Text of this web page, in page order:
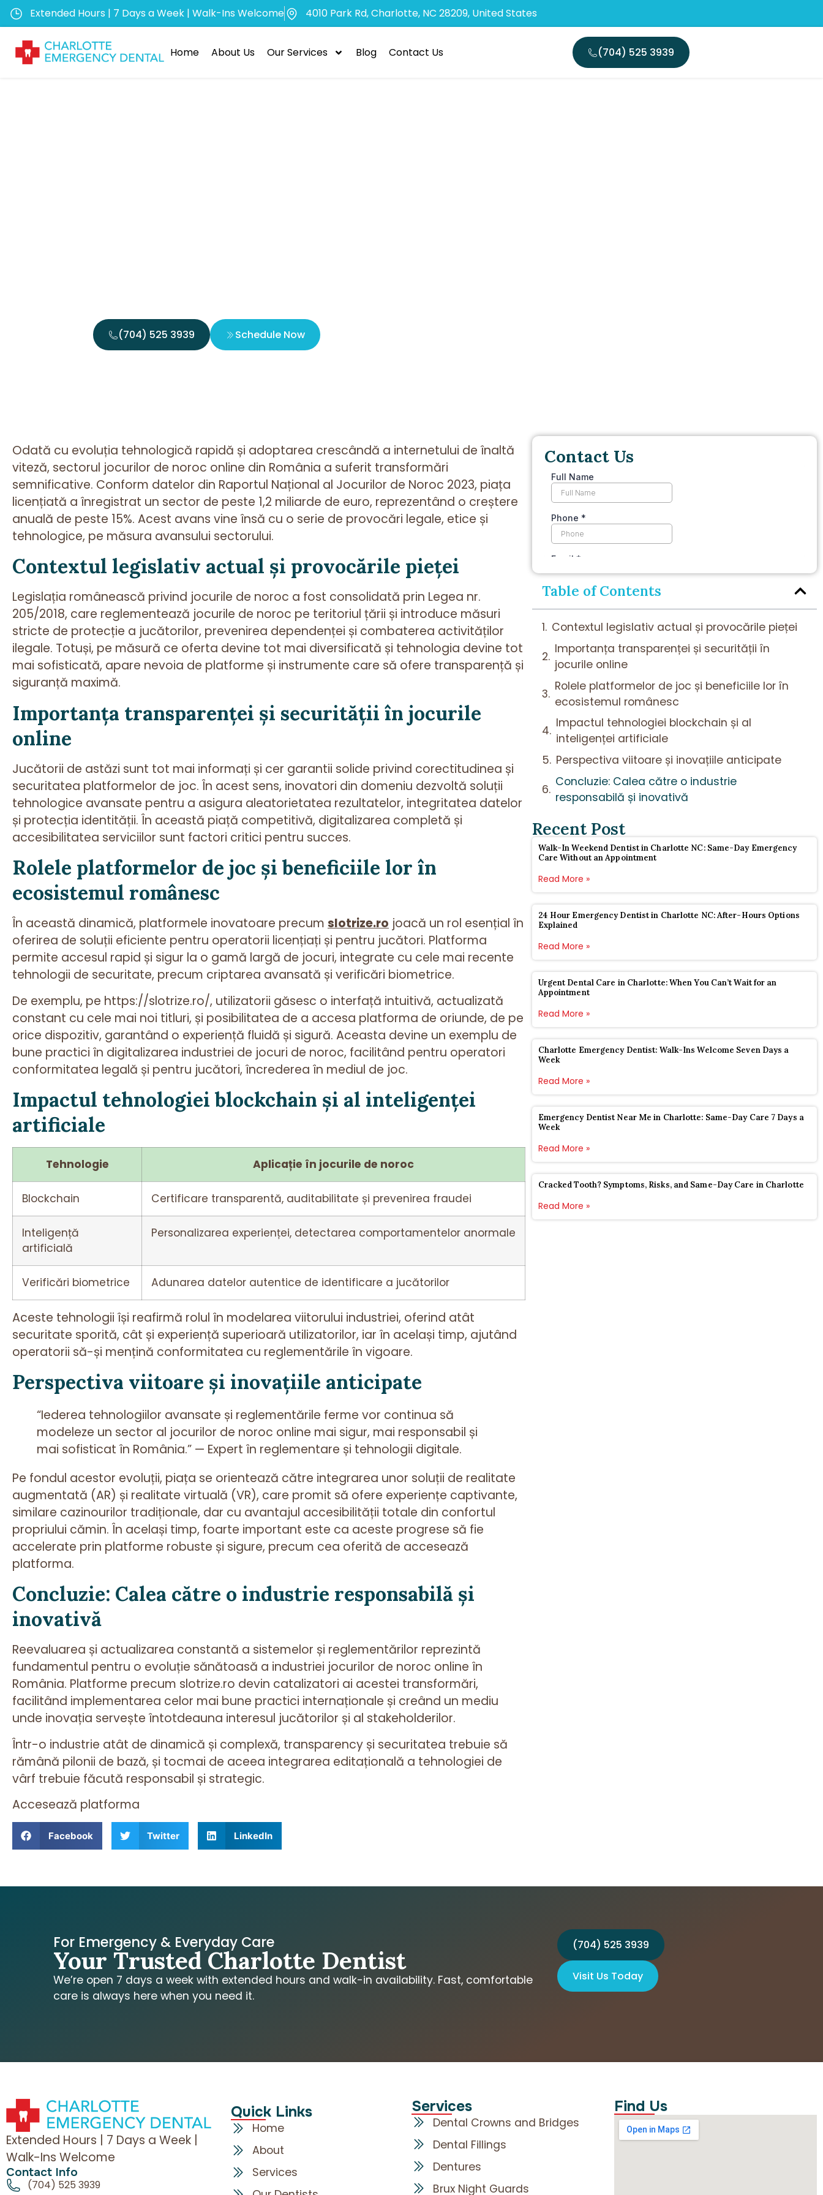
Extended Hours | 7 Days a Week | Walk-Ins Welcome 4010 Park Rd, Charlotte, NC 28209, United States
Home About Us Our Services Blog Contact Us (704) 525 3939
(704) 525 3939 Schedule Now
Odată cu evoluția tehnologică rapidă și adoptarea crescândă a internetului de înaltă
viteză, sectorul jocurilor de noroc online din România a suferit transformări
semnificative. Conform datelor din Raportul Național al Jocurilor de Noroc 2023, piața
licențiată a înregistrat un sector de peste 1,2 miliarde de euro, reprezentând o creștere
anuală de peste 15%. Acest avans vine însă cu o serie de provocări legale, etice și
tehnologice, pe măsura avansului sectorului.
Contextul legislativ actual și provocările pieței
Legislația românească privind jocurile de noroc a fost consolidată prin Legea nr.
205/2018, care reglementează jocurile de noroc pe teritoriul țării și introduce măsuri
stricte de protecție a jucătorilor, prevenirea dependenței și combaterea activităților
ilegale. Totuși, pe măsură ce oferta devine tot mai diversificată și tehnologia devine tot
mai sofisticată, apare nevoia de platforme și instrumente care să ofere transparență și
siguranță maximă.
Importanța transparenței și securității în jocurile
online
Jucătorii de astăzi sunt tot mai informați și cer garantii solide privind corectitudinea și
securitatea platformelor de joc. În acest sens, inovatori din domeniu dezvoltă soluții
tehnologice avansate pentru a asigura aleatorietatea rezultatelor, integritatea datelor
și protecția identității. În această piață competitivă, digitalizarea completă și
accesibilitatea serviciilor sunt factori critici pentru succes.
Rolele platformelor de joc și beneficiile lor în
ecosistemul românesc
În această dinamică, platformele inovatoare precum slotrize.ro joacă un rol esențial în
oferirea de soluții eficiente pentru operatorii licențiați și pentru jucători. Platforma
permite accesul rapid și sigur la o gamă largă de jocuri, integrate cu cele mai recente
tehnologii de securitate, precum criptarea avansată și verificări biometri­ce.
De exemplu, pe https://slotrize.ro/, utilizatorii găsesc o interfață intuitivă, actualizată
constant cu cele mai noi titluri, și posibilitatea de a accesa platforma de oriunde, de pe
orice dispozitiv, garantând o experiență fluidă și sigură. Aceasta devine un exemplu de
bune practici în digitalizarea industriei de jocuri de noroc, facilitând pentru operatori
conformitatea legală și pentru jucători, încrederea în mediul de joc.
Impactul tehnologiei blockchain și al inteligenței
artificiale
Tehnologie Aplicație în jocurile de noroc
Blockchain Certificare transparentă, auditabilitate și prevenirea fraudei
Inteligență
artificială
Personalizarea experienței, detectarea comportamentelor anormale
Verificări biometrice Adunarea datelor autentice de identificare a jucătorilor
Aceste tehnologii își reafirmă rolul în modelarea viitorului industriei, oferind atât
securitate sporită, cât și experiență superioară utilizatorilor, iar în același timp, ajutând
operatorii să-și mențină conformitatea cu reglementările în vigoare.
Perspectiva viitoare și inovațiile anticipate
“Iederea tehnologiilor avansate și reglementările ferme vor continua să
modeleze un sector al jocurilor de noroc online mai sigur, mai responsabil și
mai sofisticat în România.” — Expert în reglementare și tehnologii digitale.
Pe fondul acestor evoluții, piața se orientează către integrarea unor soluții de realitate
augmentată (AR) și realitate virtuală (VR), care promit să ofere experiențe captivante,
similare cazinourilor tradiționale, dar cu avantajul accesibilității totale din confortul
propriului cămin. În același timp, foarte important este ca aceste progrese să fie
accelerate prin platforme robuste și sigure, precum cea oferită de accesează
platforma.
Concluzie: Calea către o industrie responsabilă și
inovativă
Reevaluarea și actualizarea constantă a sistemelor și reglementărilor reprezintă
fundamentul pentru o evoluție sănătoasă a industriei jocurilor de noroc online în
România. Platforme precum slotrize.ro devin catalizatori ai acestei transformări,
facilitând implementarea celor mai bune practici internaționale și creând un mediu
unde inovația servește întotdeauna interesul jucătorilor și al stakeholderilor.
Într-o industrie atât de dinamică și complexă, transparency și securitatea trebuie să
rămână pilonii de bază, și tocmai de aceea integrarea editațională a tehnologiei de
vârf trebuie făcută responsabil și strategic.
Accesează platforma
Facebook Twitter LinkedIn
Contact Us
Table of Contents
Contextul legislativ actual și provocările pieței
Importanța transparenței și securității în
jocurile online
Rolele platformelor de joc și beneficiile lor în
ecosistemul românesc
Impactul tehnologiei blockchain și al
inteligenței artificiale
Perspectiva viitoare și inovațiile anticipate
Concluzie: Calea către o industrie
responsabilă și inovativă
Recent Post
Walk-In Weekend Dentist in Charlotte NC: Same-Day Emergency
Care Without an Appointment
Read More »
24 Hour Emergency Dentist in Charlotte NC: After-Hours Options
Explained
Read More »
Urgent Dental Care in Charlotte: When You Can’t Wait for an
Appointment
Read More »
Charlotte Emergency Dentist: Walk-Ins Welcome Seven Days a
Week
Read More »
Emergency Dentist Near Me in Charlotte: Same-Day Care 7 Days a
Week
Read More »
Cracked Tooth? Symptoms, Risks, and Same-Day Care in Charlotte
Read More »
For Emergency & Everyday Care
Your Trusted Charlotte Dentist
We’re open 7 days a week with extended hours and walk-in availability. Fast, comfortable
care is always here when you need it.
(704) 525 3939
Visit Us Today
Extended Hours | 7 Days a Week |
Walk-Ins Welcome
Contact Info
(704) 525 3939
Quick Links
Home
About
Services
Services
Dental Crowns and Bridges
Dental Fillings
Dentures
Brux Night Guards
Find Us